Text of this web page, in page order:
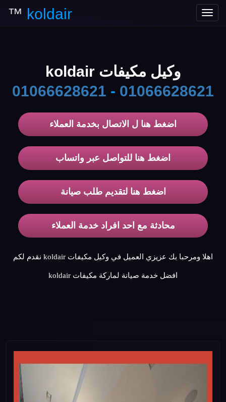
Toggle
koldair
™
وكيل مكيفات koldair
01066628621 - 01066628621
اضغط هنا ل الاتصال بخدمة العملاء
اضغط هنا للتواصل عبر واتساب
اضغط هنا لتقديم طلب صيانة
محادثة مع احد افراد خدمة العملاء
اهلا ومرحبا بك عزيزي العميل في وكيل مكيفات koldair نقدم لكم
افضل خدمة صيانة لماركة مكيفات koldair